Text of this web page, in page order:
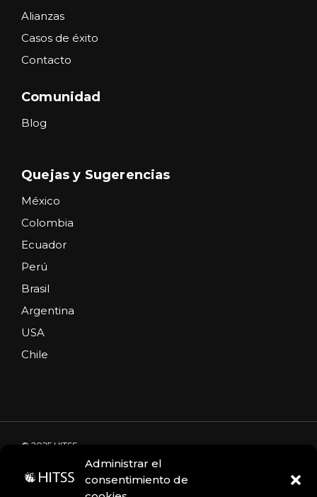
Administrar el
consentimiento de
Alianzas
Casos de éxito
Contacto
Comunidad
Blog
Quejas y Sugerencias
México
Colombia
Ecuador
Perú
Brasil
Argentina
USA
Chile
© 2025 HITSS